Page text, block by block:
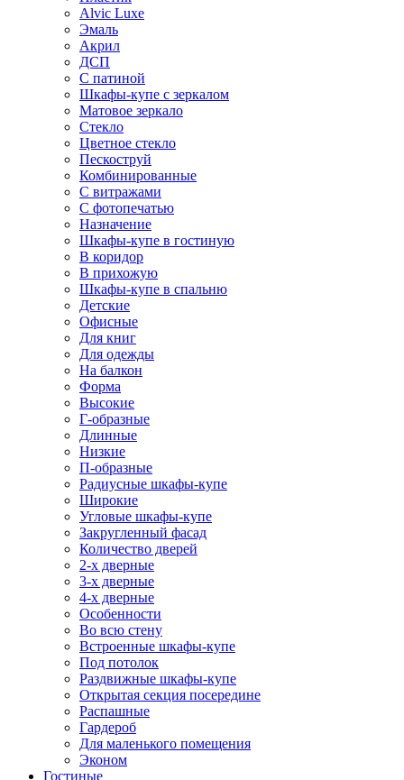
Alvic Luxe
Эмаль
Акрил
ДСП
С патиной
Шкафы-купе с зеркалом
Матовое зеркало
Стекло
Цветное стекло
Пескоструй
Комбинированные
С витражами
С фотопечатью
Назначение
Шкафы-купе в гостиную
В коридор
В прихожую
Шкафы-купе в спальню
Детские
Офисные
Для книг
Для одежды
На балкон
Форма
Высокие
Г-образные
Длинные
Низкие
П-образные
Радиусные шкафы-купе
Широкие
Угловые шкафы-купе
Закругленный фасад
Количество дверей
2-х дверные
3-х дверные
4-х дверные
Особенности
Во всю стену
Встроенные шкафы-купе
Под потолок
Раздвижные шкафы-купе
Открытая секция посередине
Распашные
Гардероб
Для маленького помещения
Эконом
Гостиные